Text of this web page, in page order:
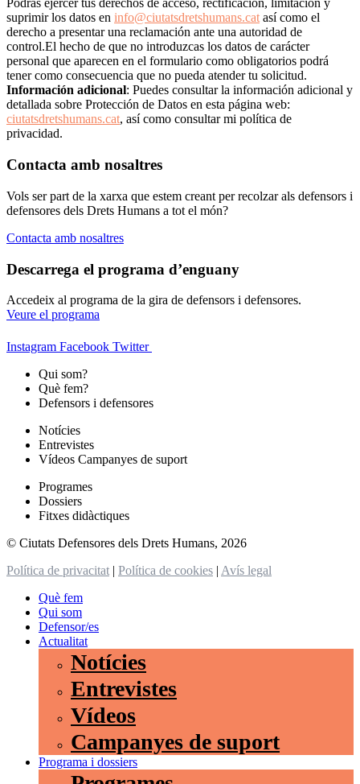
Podrás ejercer tus derechos de acceso, rectificación, limitación y
suprimir los datos en info@ciutatsdretshumans.cat así como el
derecho a presentar una reclamación ante una autoridad de
control.El hecho de que no introduzcas los datos de carácter
personal que aparecen en el formulario como obligatorios podrá
tener como consecuencia que no pueda atender tu solicitud.
Información adicional: Puedes consultar la información adicional y
detallada sobre Protección de Datos en esta página web:
ciutatsdretshumans.cat, así como consultar mi política de
privacidad.
Contacta amb nosaltres
Vols ser part de la xarxa que estem creant per recolzar als defensors i
defensores dels Drets Humans a tot el món?
Contacta amb nosaltres
Descarrega el programa d’enguany
Accedeix al programa de la gira de defensors i defensores.
Veure el programa
Instagram Facebook Twitter
Qui som?
Què fem?
Defensors i defensores
Notícies
Entrevistes
Vídeos Campanyes de suport
Programes
Dossiers
Fitxes didàctiques
© Ciutats Defensores dels Drets Humans, 2026
Política de privacitat | Política de cookies | Avís legal
Què fem
Qui som
Defensor/es
Actualitat
Notícies
Entrevistes
Vídeos
Campanyes de suport
Programa i dossiers